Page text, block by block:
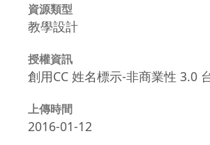
資源類型
教學設計
授權資訊
創用CC 姓名標示-非商業性 3.0
上傳時間
2016-01-12